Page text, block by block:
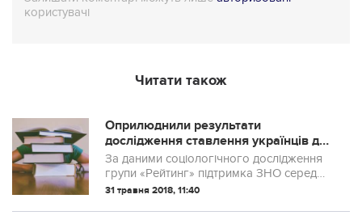
користувачі
Читати також
Оприлюднили результати
дослідження ставлення українців до
ЗНО
За даними соціологічного дослідження
групи «Рейтинг» підтримка ЗНО серед
населення за 10 років підвищилась від
цьогоріч.
31 травня 2018, 11:40